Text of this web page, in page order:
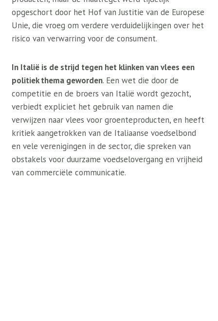
opgeschort door het Hof van Justitie van de Europese
Unie, die vroeg om verdere verduidelijkingen over het
risico van verwarring voor de consument.
In Italië is de strijd tegen het klinken van vlees een
politiek thema geworden. Een wet die door de
competitie en de broers van Italië wordt gezocht,
verbiedt expliciet het gebruik van namen die
verwijzen naar vlees voor groenteproducten, en heeft
kritiek aangetrokken van de Italiaanse voedselbond
en vele verenigingen in de sector, die spreken van
obstakels voor duurzame voedselovergang en vrijheid
van commerciële communicatie.